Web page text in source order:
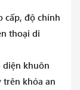
cấp, độ chính
thoại di
diện khuôn
trên khóa an